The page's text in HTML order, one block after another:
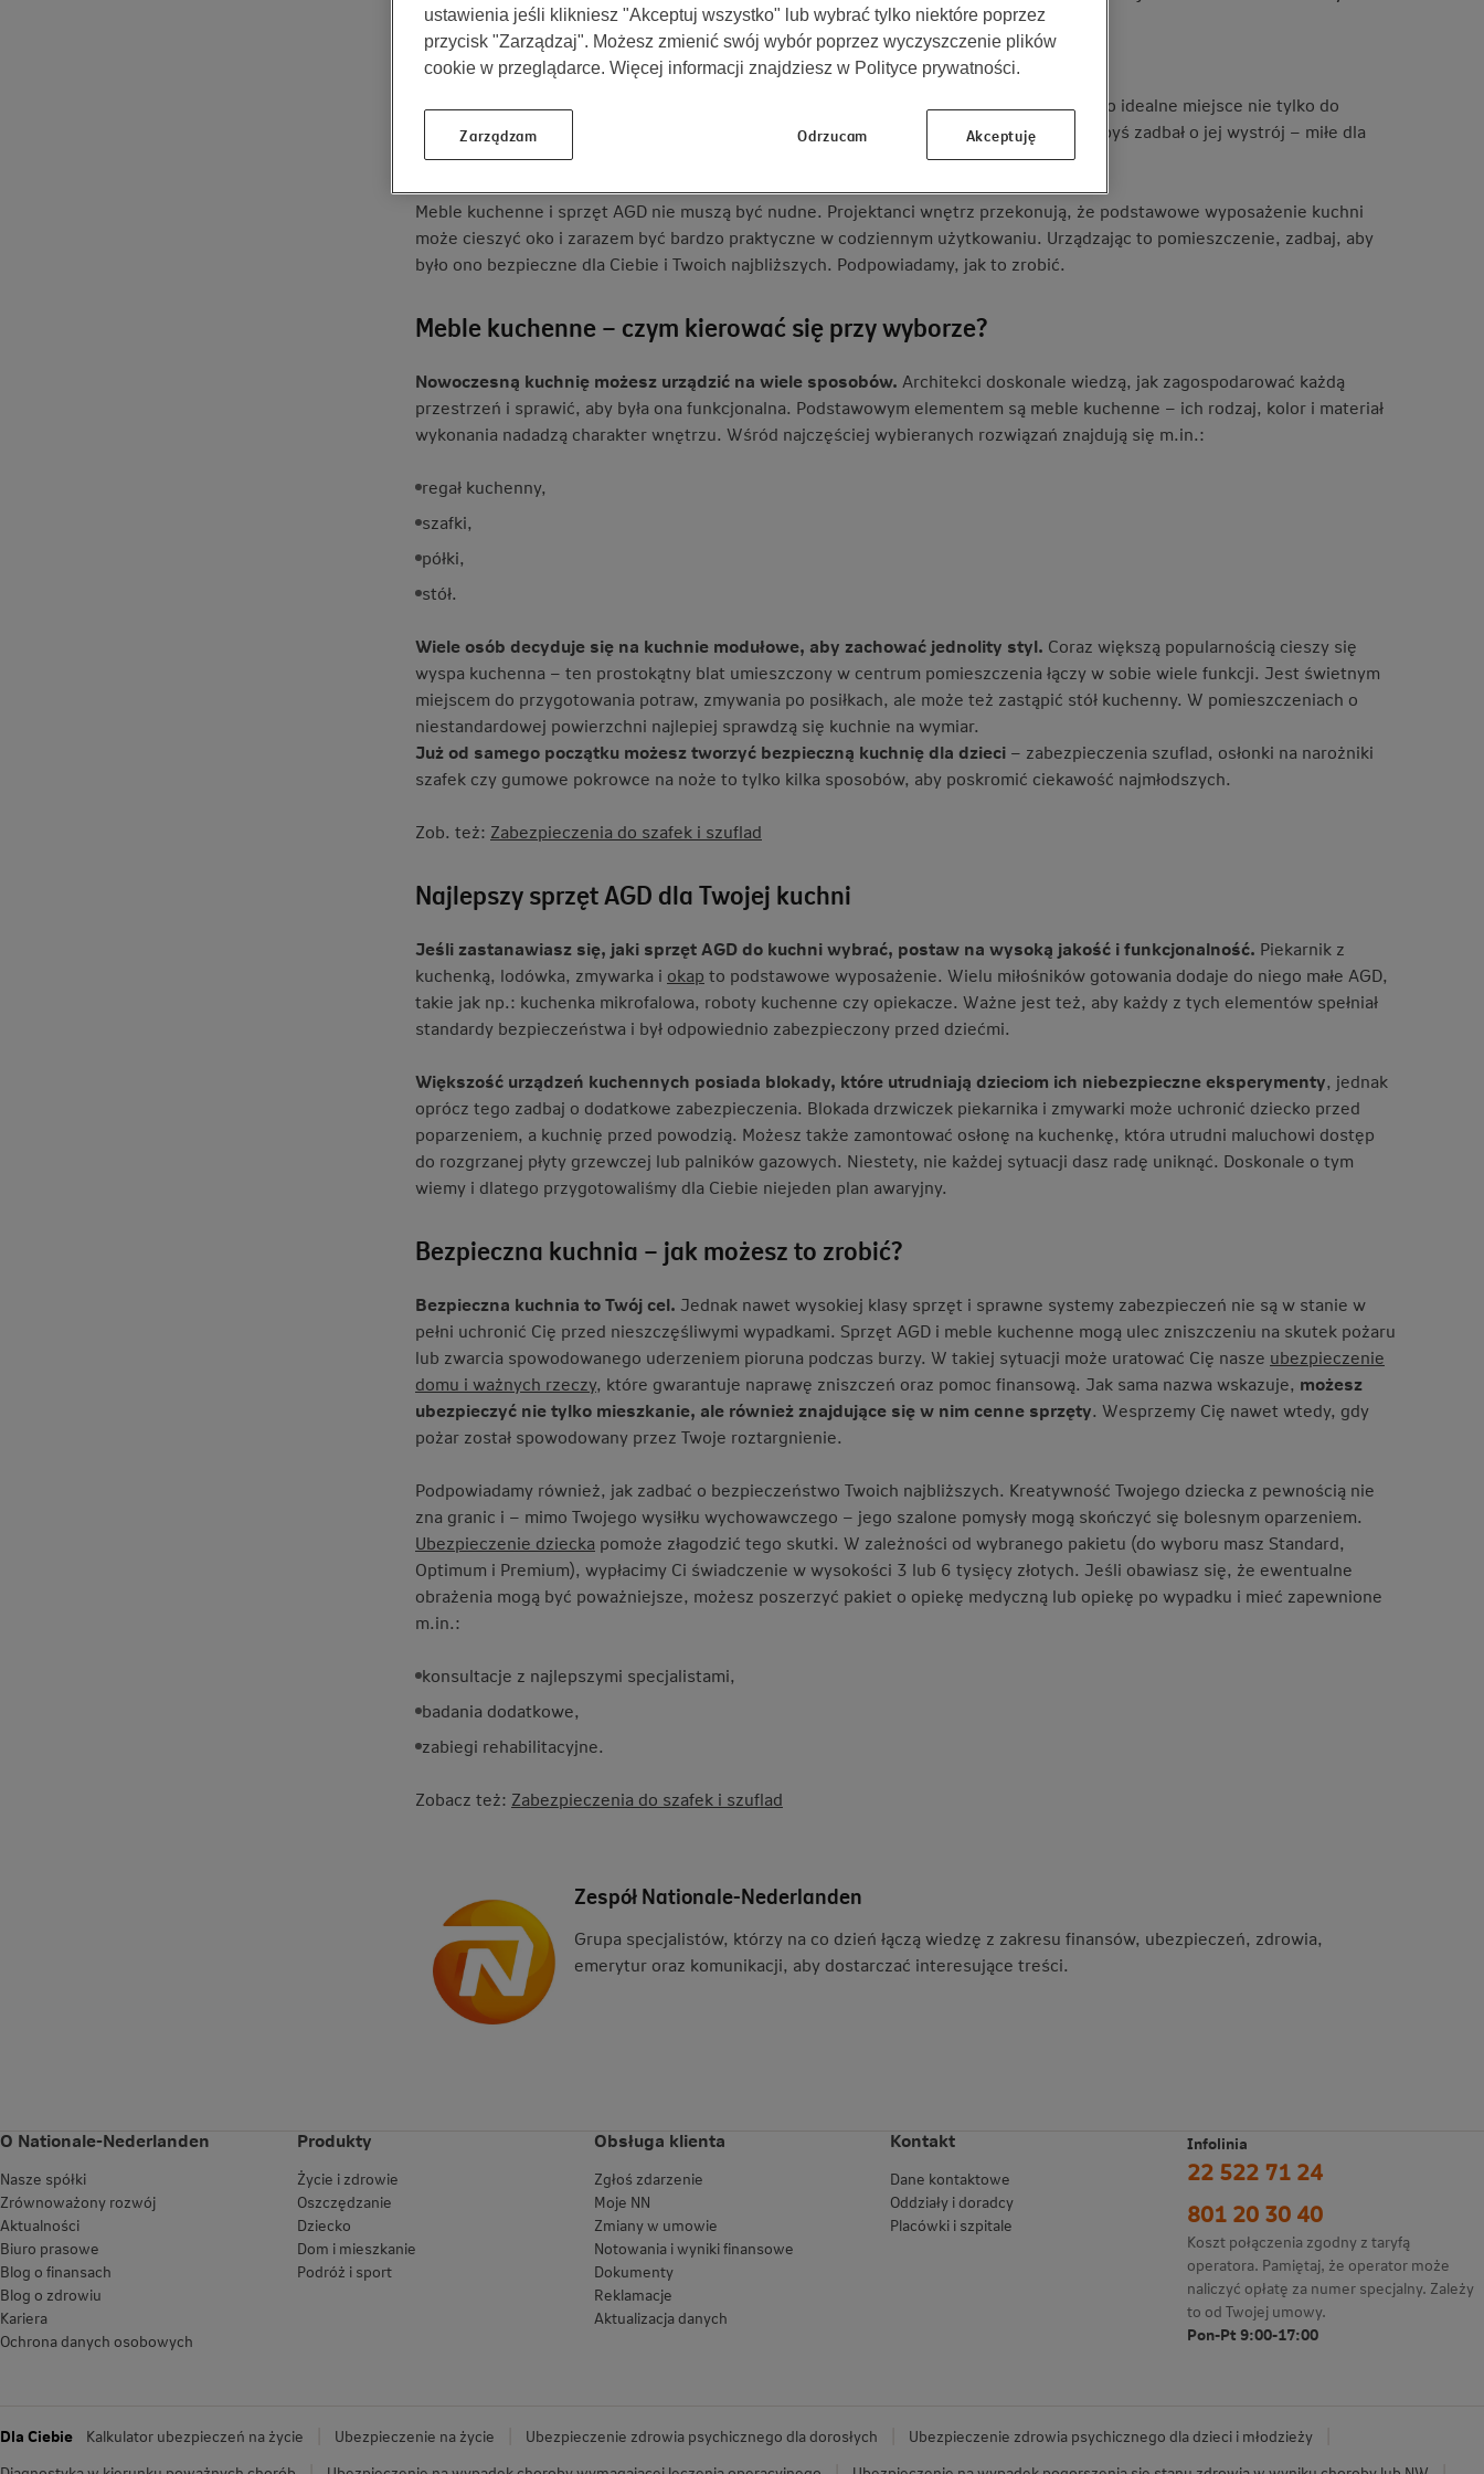
pełni bezpieczne.
Kuchnia to jedno z najważniejszych pomieszczeń w domu. Jak z pewnością wiesz, jest to idealne miejsce nie tylko do
przygotowywania potraw, ale również spotkań towarzyskich i rozmów. Dlatego warto, abyś zadbał o jej wystrój – miłe dla
oka wnętrze powinno być również funkcjonalne i bezpieczne.
Meble kuchenne i sprzęt AGD nie muszą być nudne. Projektanci wnętrz przekonują, że podstawowe wyposażenie kuchni
może cieszyć oko i zarazem być bardzo praktyczne w codziennym użytkowaniu. Urządzając to pomieszczenie, zadbaj, aby
było ono bezpieczne dla Ciebie i Twoich najbliższych. Podpowiadamy, jak to zrobić.
Meble kuchenne – czym kierować się przy wyborze?
Nowoczesną kuchnię możesz urządzić na wiele sposobów. Architekci doskonale wiedzą, jak zagospodarować każdą
przestrzeń i sprawić, aby była ona funkcjonalna. Podstawowym elementem są meble kuchenne – ich rodzaj, kolor i materiał
wykonania nadadzą charakter wnętrzu. Wśród najczęściej wybieranych rozwiązań znajdują się m.in.:
regał kuchenny,
szafki,
półki,
stół.
Wiele osób decyduje się na kuchnie modułowe, aby zachować jednolity styl. Coraz większą popularnością cieszy się
wyspa kuchenna – ten prostokątny blat umieszczony w centrum pomieszczenia łączy w sobie wiele funkcji. Jest świetnym
miejscem do przygotowania potraw, zmywania po posiłkach, ale może też zastąpić stół kuchenny. W pomieszczeniach o
niestandardowej powierzchni najlepiej sprawdzą się kuchnie na wymiar.
Już od samego początku możesz tworzyć bezpieczną kuchnię dla dzieci – zabezpieczenia szuflad, osłonki na narożniki
szafek czy gumowe pokrowce na noże to tylko kilka sposobów, aby poskromić ciekawość najmłodszych.
Zob. też: Zabezpieczenia do szafek i szuflad
Najlepszy sprzęt AGD dla Twojej kuchni
Jeśli zastanawiasz się, jaki sprzęt AGD do kuchni wybrać, postaw na wysoką jakość i funkcjonalność. Piekarnik z
kuchenką, lodówka, zmywarka i okap to podstawowe wyposażenie. Wielu miłośników gotowania dodaje do niego małe AGD,
takie jak np.: kuchenka mikrofalowa, roboty kuchenne czy opiekacze. Ważne jest też, aby każdy z tych elementów spełniał
standardy bezpieczeństwa i był odpowiednio zabezpieczony przed dziećmi.
Większość urządzeń kuchennych posiada blokady, które utrudniają dzieciom ich niebezpieczne eksperymenty, jednak
oprócz tego zadbaj o dodatkowe zabezpieczenia. Blokada drzwiczek piekarnika i zmywarki może uchronić dziecko przed
poparzeniem, a kuchnię przed powodzią. Możesz także zamontować osłonę na kuchenkę, która utrudni maluchowi dostęp
do rozgrzanej płyty grzewczej lub palników gazowych. Niestety, nie każdej sytuacji dasz radę uniknąć. Doskonale o tym
wiemy i dlatego przygotowaliśmy dla Ciebie niejeden plan awaryjny.
Bezpieczna kuchnia – jak możesz to zrobić?
Bezpieczna kuchnia to Twój cel. Jednak nawet wysokiej klasy sprzęt i sprawne systemy zabezpieczeń nie są w stanie w
pełni uchronić Cię przed nieszczęśliwymi wypadkami. Sprzęt AGD i meble kuchenne mogą ulec zniszczeniu na skutek pożaru
lub zwarcia spowodowanego uderzeniem pioruna podczas burzy. W takiej sytuacji może uratować Cię nasze ubezpieczenie
domu i ważnych rzeczy, które gwarantuje naprawę zniszczeń oraz pomoc finansową. Jak sama nazwa wskazuje, możesz
ubezpieczyć nie tylko mieszkanie, ale również znajdujące się w nim cenne sprzęty. Wesprzemy Cię nawet wtedy, gdy
pożar został spowodowany przez Twoje roztargnienie.
Podpowiadamy również, jak zadbać o bezpieczeństwo Twoich najbliższych. Kreatywność Twojego dziecka z pewnością nie
zna granic i – mimo Twojego wysiłku wychowawczego – jego szalone pomysły mogą skończyć się bolesnym oparzeniem.
Ubezpieczenie dziecka pomoże złagodzić tego skutki. W zależności od wybranego pakietu (do wyboru masz Standard,
Optimum i Premium), wypłacimy Ci świadczenie w wysokości 3 lub 6 tysięcy złotych. Jeśli obawiasz się, że ewentualne
obrażenia mogą być poważniejsze, możesz poszerzyć pakiet o opiekę medyczną lub opiekę po wypadku i mieć zapewnione
m.in.:
konsultacje z najlepszymi specjalistami,
badania dodatkowe,
zabiegi rehabilitacyjne.
Zobacz też: Zabezpieczenia do szafek i szuflad
Zespół Nationale-Nederlanden
Grupa specjalistów, którzy na co dzień łączą wiedzę z zakresu finansów, ubezpieczeń, zdrowia,
emerytur oraz komunikacji, aby dostarczać interesujące treści.
O Nationale-Nederlanden
Nasze spółki
Zrównoważony rozwój
Aktualności
Biuro prasowe
Blog o finansach
Blog o zdrowiu
Kariera
Ochrona danych osobowych
Produkty
Życie i zdrowie
Oszczędzanie
Dziecko
Dom i mieszkanie
Podróż i sport
Obsługa klienta
Zgłoś zdarzenie
Moje NN
Zmiany w umowie
Notowania i wyniki finansowe
Dokumenty
Reklamacje
Aktualizacja danych
Kontakt
Dane kontaktowe
Oddziały i doradcy
Placówki i szpitale
Infolinia
22 522 71 24
801 20 30 40
Koszt połączenia zgodny z taryfą
operatora. Pamiętaj, że operator może
naliczyć opłatę za numer specjalny. Zależy
to od Twojej umowy.
Pon-Pt 9:00-17:00
Dla Ciebie Kalkulator ubezpieczeń na życie Ubezpieczenie na życie Ubezpieczenie zdrowia psychicznego dla dorosłych
Ubezpieczenie zdrowia psychicznego dla dzieci i młodzieży
ustawienia jeśli klikniesz "Akceptuj wszystko" lub wybrać tylko niektóre poprzez
przycisk "Zarządzaj". Możesz zmienić swój wybór poprzez wyczyszczenie plików
cookie w przeglądarce. Więcej informacji znajdziesz w Polityce prywatności.
Zarządzam Odrzucam Akceptuję